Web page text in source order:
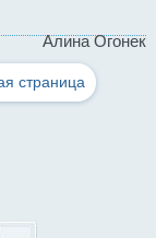
Алина Огонек
страница